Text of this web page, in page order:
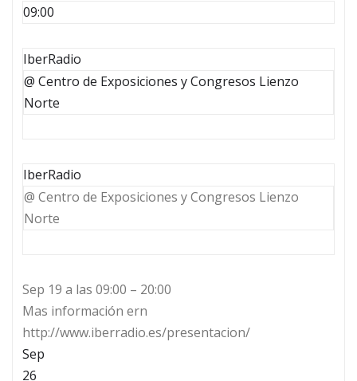
09:00
IberRadio
@ Centro de Exposiciones y Congresos Lienzo
Norte
IberRadio
@ Centro de Exposiciones y Congresos Lienzo
Norte
Sep 19 a las 09:00 – 20:00
Mas información ern
http://www.iberradio.es/presentacion/
Sep
26